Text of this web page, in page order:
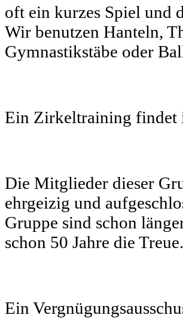
oft ein kurzes Spiel und
Wir benutzen Hanteln,
Gymnastikstäbe oder
Ein Zirkeltraining findet
Die Mitglieder dieser
ehrgeizig und
Gruppe sind schon
schon 50 Jahre die Treue.
Ein